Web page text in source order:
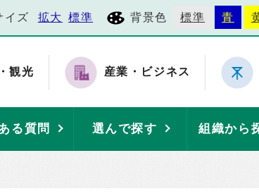
イズ 拡大 標準 背景色 標準 青
観光 産業・ビジネス
る質問 選んで探す 組織から